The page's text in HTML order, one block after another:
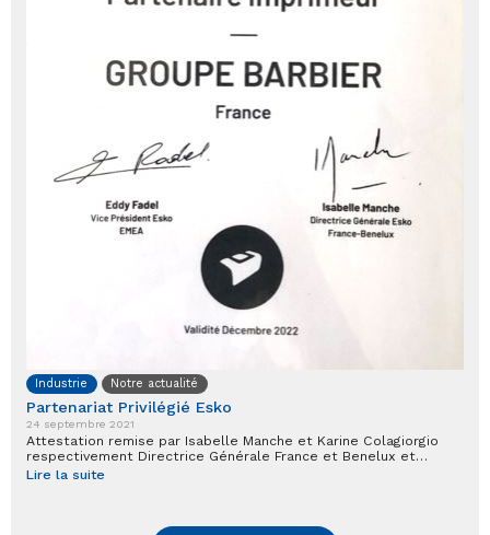
Industrie Notre actualité
Partenariat Privilégié Esko
24 septembre 2021
Attestation remise par Isabelle Manche et Karine Colagiorgio
respectivement Directrice Générale France et Benelux et…
Lire la suite